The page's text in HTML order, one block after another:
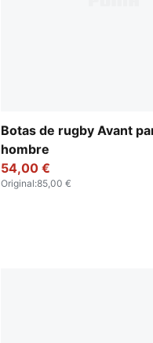
Botas de rugby Avant
hombre
54,00 €
Original:85,00 €